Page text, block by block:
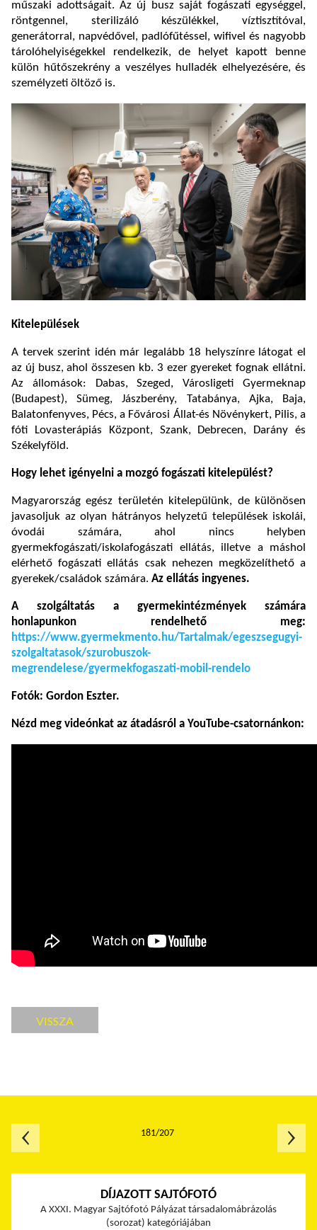
műszaki adottságait. Az új busz saját fogászati egységgel,
röntgennel, sterilizáló készülékkel, víztisztítóval,
generátorral, napvédővel, padlófűtéssel, wifivel és nagyobb
tárolóhelyiségekkel rendelkezik, de helyet kapott benne
külön hűtőszekrény a veszélyes hulladék elhelyezésére, és
személyzeti öltöző is.
Kitelepülések
A tervek szerint idén már legalább 18 helyszínre látogat el
az új busz, ahol összesen kb. 3 ezer gyereket fognak ellátni.
Az állomások: Dabas, Szeged, Városligeti Gyermeknap
(Budapest), Sümeg, Jászberény, Tatabánya, Ajka, Baja,
Balatonfenyves, Pécs, a Fővárosi Állat-és Növénykert, Pilis, a
fóti Lovasterápiás Központ, Szank, Debrecen, Darány és
Székelyföld.
Hogy lehet igényelni a mozgó fogászati kitelepülést?
Magyarország egész területén kitelepülünk, de különösen
javasoljuk az olyan hátrányos helyzetű települések iskolái,
óvodái számára, ahol nincs helyben
gyermekfogászati/iskolafogászati ellátás, illetve a máshol
elérhető fogászati ellátás csak nehezen megközelíthető a
gyerekek/családok számára. Az ellátás ingyenes.
A szolgáltatás a gyermekintézmények számára
honlapunkon rendelhető meg:
https://www.gyermekmento.hu/Tartalmak/egeszsegugyi-
szolgaltatasok/szurobuszok-
megrendelese/gyermekfogaszati-mobil-rendelo
Fotók: Gordon Eszter.
Nézd meg videónkat az átadásról a YouTube-csatornánkon:
VISSZA
DÍJAZOTT SAJTÓFOTÓ
A XXXI. Magyar Sajtófotó Pályázat társadalomábrázolás
(sorozat) kategóriájában
181/207